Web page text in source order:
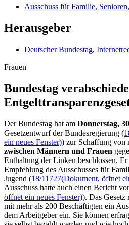
Ausschuss für Familie,
Herausgeber
Deutscher Bundestag,
Frauen
Bundestag
Der Bundestag hat am Donnerstag,
Gesetzentwurf der Bundesregierung (
ein neues Fenster)) zur Schaffung von
zwischen Männern und Frauen
Enthaltung der Linken beschlossen.
Empfehlung des Ausschusses für
Jugend (18/11727(Dokument, öffnet
Ausschuss hatte auch einen Bericht
öffnet ein neues Fenster)). Das Gesetz
mit mehr als 200 Beschäftigten ein
dem Arbeitgeber ein. Sie können